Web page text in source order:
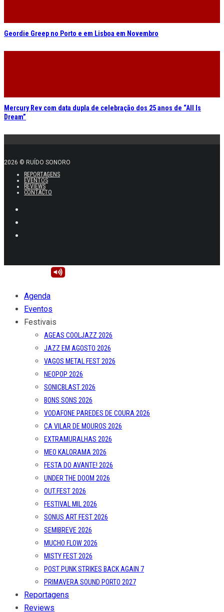
Geordie Greep no Porto e em Lisboa em Novembro
Mercury Rev com data dupla de celebração dos 25 anos de “All Is
Dream”
2026 © RUÍDO SONORO
REPORTAGENS
EVENTOS
REVIEWS
CONTACTO
Agenda
Eventos
Festivais
AGEAS COOLJAZZ 2026
JAZZ EM AGOSTO 2026
VAGOS METAL FEST 2026
NEOPOP 2026
SONICBLAST 2026
BONS SONS 2026
VODAFONE PAREDES DE COURA 2026
CA VILAR DE MOUROS 2026
EXTRAMURALHAS 2026
MEO KALORAMA 2026
FESTA DO AVANTE! 2026
UNDER THE DOOM 2026
OUT.FEST 2026
FESTIVAL MIL 2026
SONUS ART FEST 2026
SEMIBREVE 2026
MUCHO FLOW 2026
MISTY FEST 2026
POST PUNK STRIKES BACK AGAIN 7
PRIMAVERA SOUND PORTO 2027
Reportagens
Reviews